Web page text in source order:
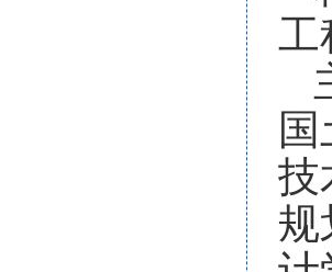
工
技
规